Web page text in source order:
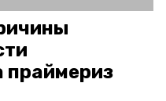
праймериз